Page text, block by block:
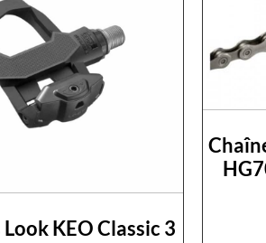
KEO Classic 3